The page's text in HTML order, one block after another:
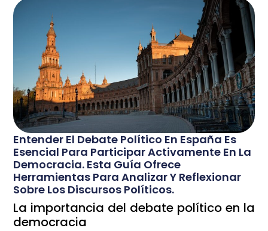
Entender El Debate Político En España Es
Esencial Para Participar Activamente En La
Democracia. Esta Guía Ofrece
Herramientas Para Analizar Y Reflexionar
Sobre Los Discursos Políticos.
La importancia del debate político en la
democracia